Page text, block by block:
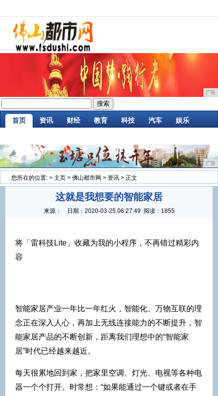
广告
首页 资讯 财经 教育 科技 汽车 娱乐
广告
您所在的位置: > 主页 > 佛山都市网 > 资讯 > 正文
这就是我想要的智能家居
来源： 日期： 2020-03-25 06:27:49 阅读：1855
将「雷科技Lite」收藏为我的小程序，不再错过精彩内
容
智能家居产业一年比一年红火，智能化、万物互联的理
念正在深入人心，再加上无线连接能力的不断提升，智
能家居产品的不断创新，距离我们理想中的“智能家
居”时代已经越来越近。
每天很累地回到家，把家里空调、灯光、电视等各种电
器一个个打开。时常想：“如果能通过一个键或者在手